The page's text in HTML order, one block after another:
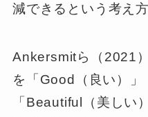
減できるという考え方
Ankersmitら（2021
を「Good（良い）」
「Beautiful（美しい